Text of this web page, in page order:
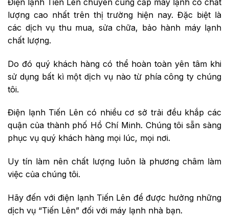
lượng cao nhất trên thị trường hiện nay. Đặc biệt là
các dịch vụ thu mua, sửa chữa, bảo hành máy lạnh
chất lượng.
Do đó quý khách hàng có thể hoàn toàn yên tâm khi
sử dụng bất kì một dịch vụ nào từ phía công ty chúng
tôi.
Điện lạnh Tiến Lên có nhiều cơ sở trải đều khắp các
quận của thành phố Hồ Chí Minh. Chúng tôi sẵn sàng
phục vụ quý khách hàng mọi lúc, mọi nơi.
Uy tín làm nên chất lượng luôn là phương châm làm
việc của chúng tôi.
Hãy đến với điện lạnh Tiến Lên để được hưởng những
dịch vụ “Tiến Lên” đối với máy lạnh nhà bạn.